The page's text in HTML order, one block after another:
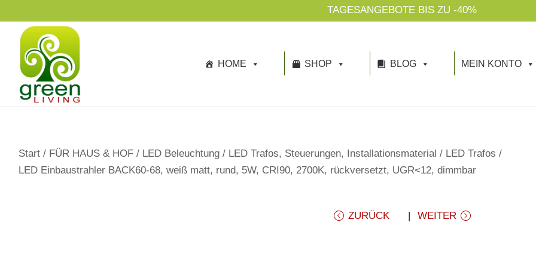
p
TAGESANGEBOTE BIS ZU -40%
HOME SHOP BLOG MEIN KONTO
Start / FÜR HAUS & HOF / LED Beleuchtung / LED Trafos, Steuerungen, Installationsmaterial / LED Trafos /
LED Einbaustrahler BACK60-68, weiß matt, rund, 5W, CRI90, 2700K, rückversetzt, UGR<12, dimmbar
ZURÜCK WEITER